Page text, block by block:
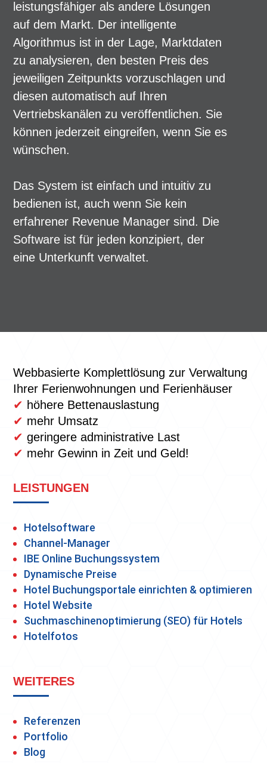
leistungsfähiger als andere Lösungen
auf dem Markt. Der intelligente
Algorithmus ist in der Lage, Marktdaten
zu analysieren, den besten Preis des
jeweiligen Zeitpunkts vorzuschlagen und
diesen automatisch auf Ihren
Vertriebskanälen zu veröffentlichen. Sie
können jederzeit eingreifen, wenn Sie es
wünschen.
Das System ist einfach und intuitiv zu
bedienen ist, auch wenn Sie kein
erfahrener Revenue Manager sind. Die
Software ist für jeden konzipiert, der
eine Unterkunft verwaltet.
Webbasierte Komplettlösung zur Verwaltung
Ihrer Ferienwohnungen und Ferienhäuser
✔ höhere Bettenauslastung
✔ mehr Umsatz
✔ geringere administrative Last
✔ mehr Gewinn in Zeit und Geld!
LEISTUNGEN
Hotelsoftware
Channel-Manager
IBE Online Buchungssystem
Dynamische Preise
Hotel Buchungsportale einrichten & optimieren
Hotel Website
Suchmaschinenoptimierung (SEO) für Hotels
Hotelfotos
WEITERES
Referenzen
Portfolio
Blog